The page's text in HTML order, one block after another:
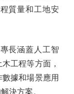
質量和工地安
長涵蓋人工智
工程等方面，
據和場景應用
決方案。